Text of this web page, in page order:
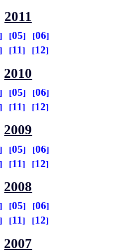
2011
05
06
11 12
2010
05
06
11 12
2009
05
06
11 12
2008
05
06
11 12
2007